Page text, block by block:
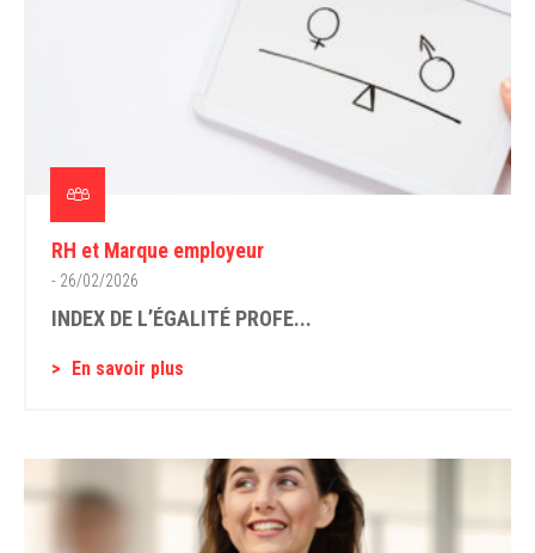
RH et Marque employeur
- 26/02/2026
INDEX DE L’ÉGALITÉ PROFE...
En savoir plus